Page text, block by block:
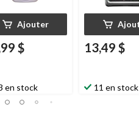
Ajouter
$
en stock
13,49 $
11 en stock